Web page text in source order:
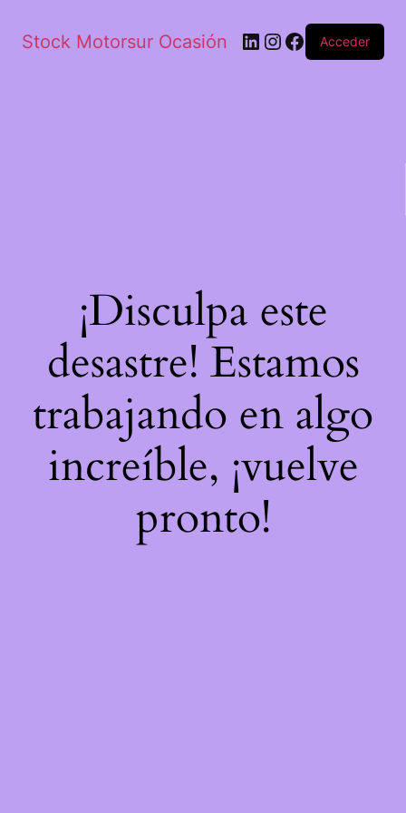
Stock Motorsur Ocasión Acceder
¡Disculpa este
desastre! Estamos
trabajando en algo
increíble, ¡vuelve
pronto!